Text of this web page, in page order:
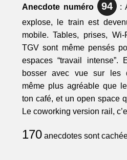
Anecdote numéro 94 :
explose, le train est
mobile. Tables, prises,
TGV sont même pensés
espaces “travail intense”.
bosser avec vue sur les
même plus agréable que
ton café, et un open space
Le coworking version rail,
170anecdotes sont